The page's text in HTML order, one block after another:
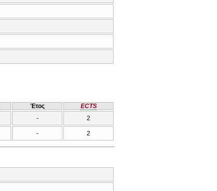
Έτος
ECTS
- 2
- 2